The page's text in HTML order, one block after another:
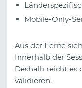
Mobile-Only-
Aus der Ferne
Innerhalb der
Deshalb reicht es
validieren.